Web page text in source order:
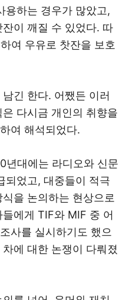
용하는 경우가 많았고,
이 깨질 수 있었다. 따
여 우유로 찻잔을 보호
긴 한다. 어쨌든 이러
다시금 개인의 취향을
여 해석되었다.
년대에는 라디오와 신문
되었고, 대중들이 적극
을 논의하는 현상으로
에게 TIF와 MIF 중 어
사를 실시하기도 했으
에 대한 논쟁이 다뤄졌